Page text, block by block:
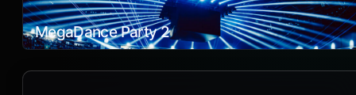
MegaDance Party 2